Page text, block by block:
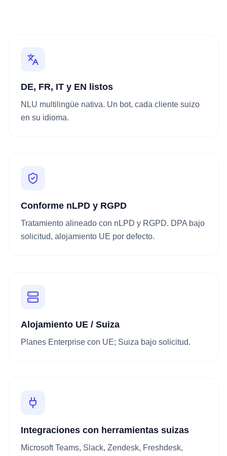
DE, FR, IT y EN listos
NLU multilingüe nativa. Un bot, cada cliente suizo
en su idioma.
Conforme nLPD y RGPD
Tratamiento alineado con nLPD y RGPD. DPA bajo
solicitud, alojamiento UE por defecto.
Alojamiento UE / Suiza
Planes Enterprise con UE; Suiza bajo solicitud.
Integraciones con herramientas suizas
Microsoft Teams, Slack, Zendesk, Freshdesk,